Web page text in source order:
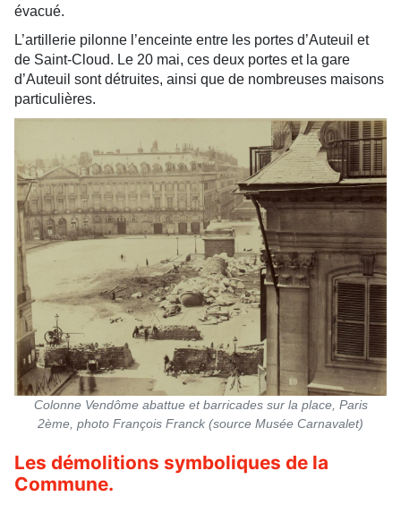
évacué.
L’artillerie pilonne l’enceinte entre les portes d’Auteuil et
de Saint-Cloud. Le 20 mai, ces deux portes et la gare
d’Auteuil sont détruites, ainsi que de nombreuses maisons
particulières.
Colonne Vendôme abattue et barricades sur la place, Paris
2ème, photo François Franck (source Musée Carnavalet)
Les démolitions symboliques de la
Commune.